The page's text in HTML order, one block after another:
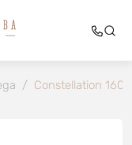
/ Constellation 160